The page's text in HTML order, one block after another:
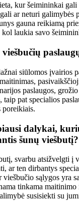
kur šeimininkai
ar neturi galimybės
gauna reikiamą
kol laukia savo
siūlomos įvairios
paslaugos,
pat specialios
poreikiais.
dalykai,
šunų viešbutį?
svarbu atsižvelgti į
ar ten dirbantys
sąlygos yra
tinkama
susisiekti su